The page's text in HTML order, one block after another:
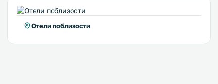
Отели поблизости